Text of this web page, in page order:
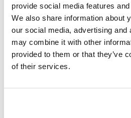
provide social media features
We also share information about
our social media, advertising and
may combine it with other
provided to them or that they’ve
of their services.
par mousse double densité
offrant un espace de rangement